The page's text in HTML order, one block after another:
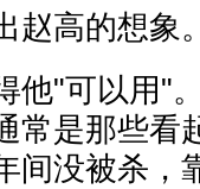
赵高的想象
他"可以用"
常是那些看
间没被杀，